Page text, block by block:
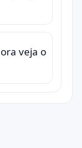
veja o